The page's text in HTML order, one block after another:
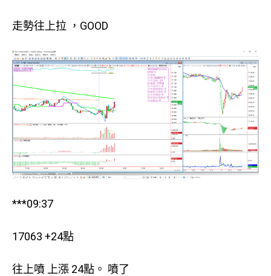
走勢往上拉 ，GOOD
***09:37
17063 +24點
往上噴 上漲 24點。 噴了